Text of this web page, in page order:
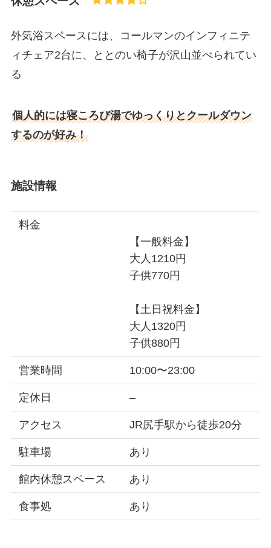
外気浴スペースには、コールマンのインフィニテ
ィチェア2台に、ととのい椅子が沢山並べられてい
る
個人的には寝ころび湯でゆっくりとクールダウン
するのが好み！
施設情報
料金
【一般料金】
大人1210円
子供770円
【土日祝料金】
大人1320円
子供880円
営業時間 10:00〜23:00
定休日 –
アクセス JR尻手駅から徒歩20分
駐車場 あり
館内休憩スペース あり
食事処 あり